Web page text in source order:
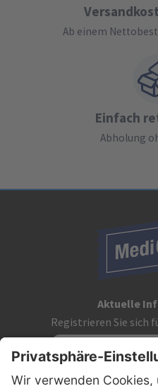
Ab einem
Einfach
Abholung
Aktuelle
Registrieren Sie sich